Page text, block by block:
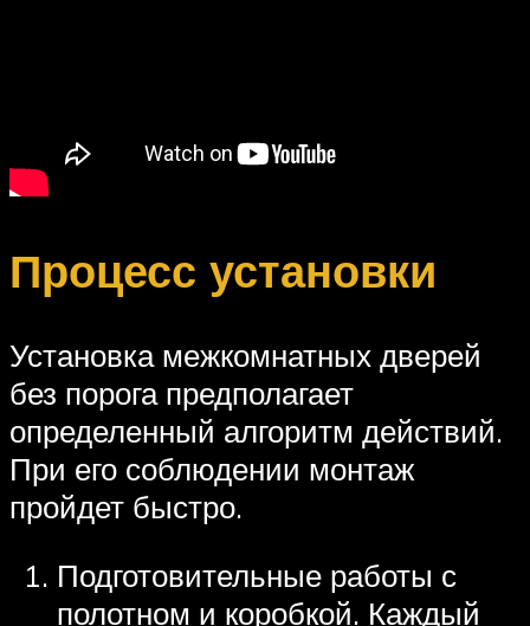
Процесс установки
Установка межкомнатных дверей
без порога предполагает
определенный алгоритм действий.
При его соблюдении монтаж
пройдет быстро.
Подготовительные работы с
полотном и коробкой. Каждый